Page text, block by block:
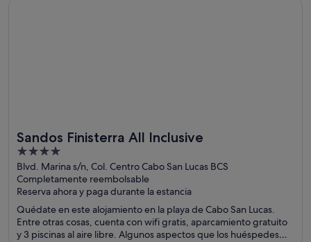
Sandos Finisterra All Inclusive
4
out
of
5
Blvd. Marina s/n, Col. Centro Cabo San Lucas BCS
Completamente reembolsable
Reserva ahora y paga durante la estancia
Quédate en este alojamiento en la playa de Cabo San Lucas.
Entre otras cosas, cuenta con wifi gratis, aparcamiento gratuito
y 3 piscinas al aire libre. Algunos aspectos que los huéspedes